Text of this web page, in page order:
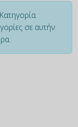
σε αυτήν